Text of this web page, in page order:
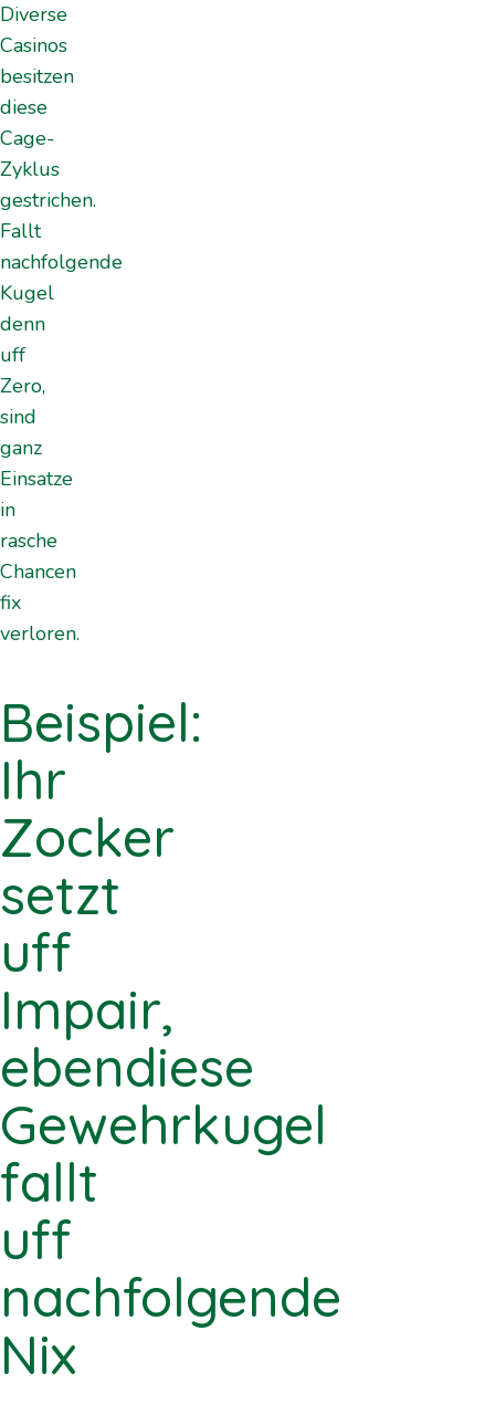
Diverse
Casinos
besitzen
diese
Cage-
Zyklus
gestrichen.
Fallt
nachfolgende
Kugel
denn
uff
Zero,
sind
ganz
Einsatze
in
rasche
Chancen
fix
verloren.
Beispiel:
Ihr
Zocker
setzt
uff
Impair,
ebendiese
Gewehrkugel
fallt
uff
nachfolgende
Nix